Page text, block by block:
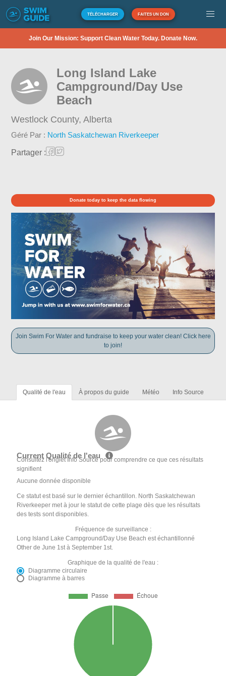
TÉLÉCHARGER FAITES UN DON
Join Our Mission: Support Clean Water Today. Donate Now.
Long Island Lake
Campground/Day Use
Beach
Westlock County,Alberta
Géré Par : North Saskatchewan Riverkeeper
Partager :
Donate today to keep the data flowing
Join Swim For Water and fundraise to keep your water clean! Click here
to join!
Qualité de l'eau À propos du guide Météo Info Source
Current Qualité de l'eau
Consultez l'onglet Info Source pour comprendre ce que ces résultats
signifient
Aucune donnée disponible
Ce statut est basé sur le dernier échantillon. North Saskatchewan
Riverkeeper met à jour le statut de cette plage dès que les résultats
des tests sont disponibles.
Fréquence de surveillance :
Long Island Lake Campground/Day Use Beach est échantillonné
Other de June 1st à September 1st.
Graphique de la qualité de l'eau :
Diagramme circulaire
Diagramme à barres